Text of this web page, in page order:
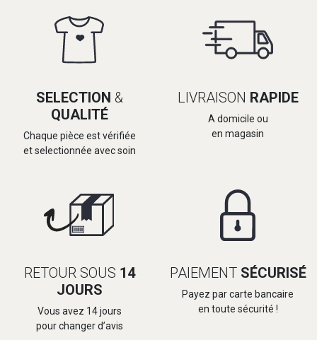
SELECTION &
QUALITÉ
Chaque pièce est vérifiée
et selectionnée avec soin
LIVRAISON RAPIDE
A domicile ou
en magasin
RETOUR SOUS 14
JOURS
Vous avez 14 jours
pour changer d’avis
PAIEMENT SÉCURISÉ
Payez par carte bancaire
en toute sécurité !